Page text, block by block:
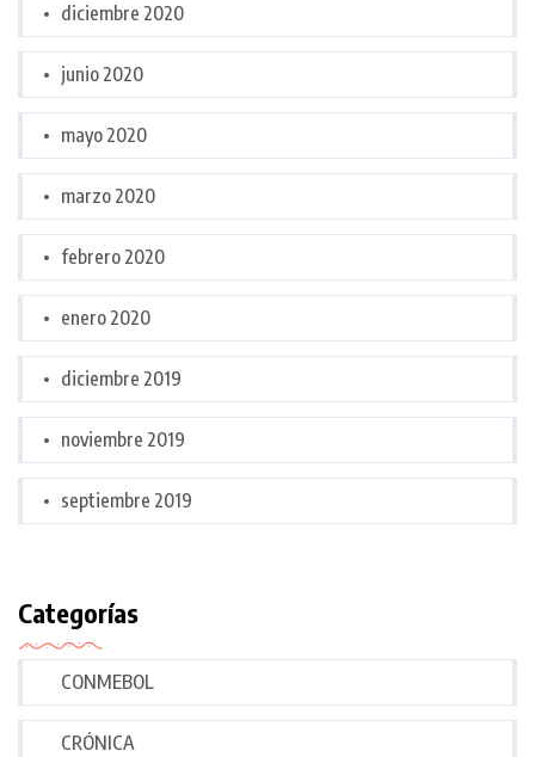
diciembre 2020
junio 2020
mayo 2020
marzo 2020
febrero 2020
enero 2020
diciembre 2019
noviembre 2019
septiembre 2019
Categorías
CONMEBOL
CRÓNICA